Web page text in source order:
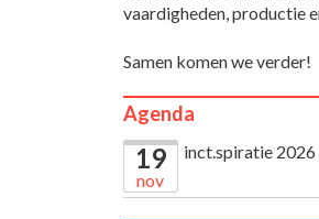
vaardigheden, productie
Samen komen we verder!
Agenda
19
nov
inct.spiratie 2026